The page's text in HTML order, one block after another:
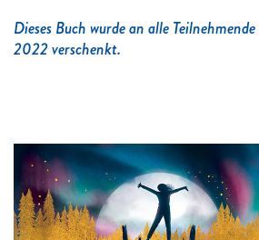
Dieses Buch wurde an alle
2022 verschenkt.